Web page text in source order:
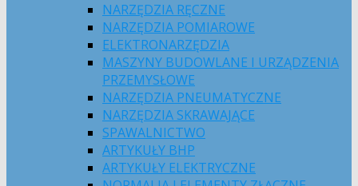
NARZĘDZIA RĘCZNE
NARZĘDZIA POMIAROWE
ELEKTRONARZĘDZIA
MASZYNY BUDOWLANE I URZĄDZENIA
PRZEMYSŁOWE
NARZĘDZIA PNEUMATYCZNE
NARZĘDZIA SKRAWAJĄCE
SPAWALNICTWO
ARTYKUŁY BHP
ARTYKUŁY ELEKTRYCZNE